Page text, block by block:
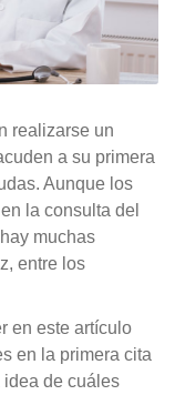
realizarse un
a su primera
Aunque los
la consulta del
muchas
entre los
en este artículo
en la primera cita
de cuáles